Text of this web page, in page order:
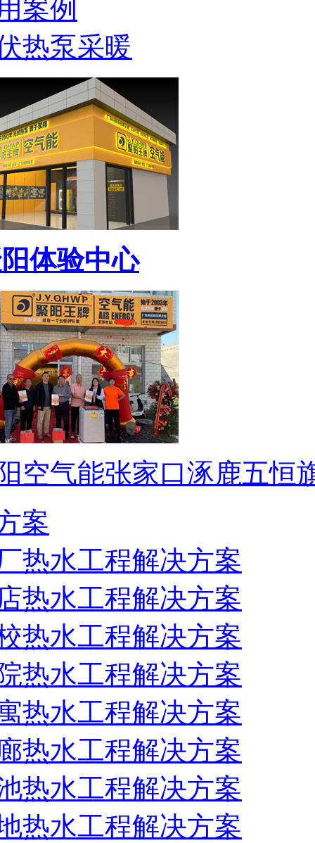
案例
热泵采暖
体验中心
空气能张家口涿鹿五恒
案
热水工程解决方案
热水工程解决方案
热水工程解决方案
热水工程解决方案
热水工程解决方案
热水工程解决方案
热水工程解决方案
热水工程解决方案